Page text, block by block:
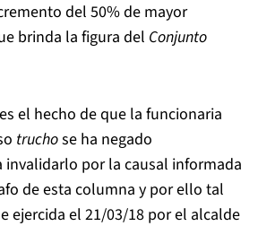
del 50% de mayor
brinda la figura del Conjunto
el hecho de que la funcionaria
truchose ha negado
invalidarlo por la causal informada
de esta columna y por ello tal
ejercida el 21/03/18 por el alcalde